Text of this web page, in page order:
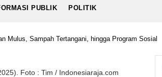
PUBLIK POLITIK
Mulus, Sampah Tertangani, hingga Program Sosial
Foto : Tim / Indonesiaraja.com